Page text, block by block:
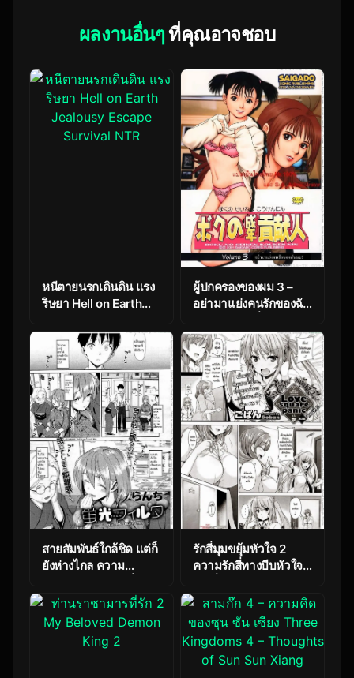
ผลงานอื่นๆที่คุณอาจชอบ
หนีตายนรกเดินดิน แรง
ริษยา Hell on Earth
Survival NTR
ผู้ปกครองของผม 3 –
อย่ามาแย่งคนรักของฉัน
Boku no Guardian 3 –
Don’t Steal My Lover
สายสัมพันธ์ใกล้ชิด แต่ก็
ยังห่างไกล ความ
เกินห้าม Close Bond
Yet Distant
รักสี่มุมขยุ้มหัวใจ 2
ความรักสี่ทางบีบหัวใจ